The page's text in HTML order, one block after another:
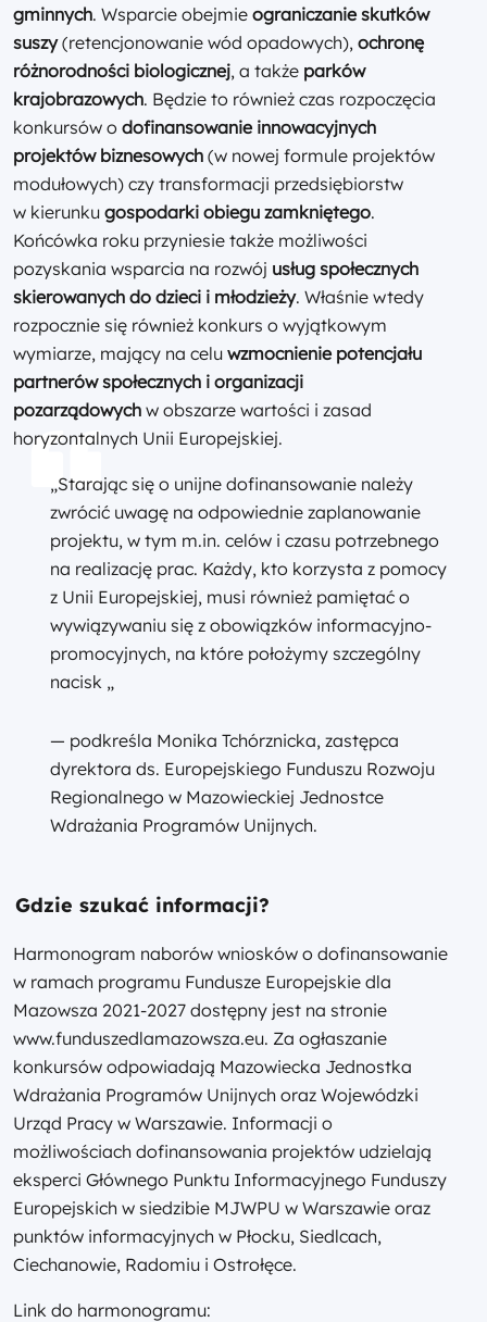
gminnych. Wsparcie obejmie ograniczanie skutków
suszy(retencjonowanie wód opadowych), ochronę
różnorodności biologicznej, a także parków
krajobrazowych. Będzie to również czas rozpoczęcia
konkursów o dofinansowanie innowacyjnych
projektów biznesowych (w nowej formule projektów
modułowych) czy transformacji przedsiębiorstw
w kierunku gospodarki obiegu zamkniętego.
Końcówka roku przyniesie także możliwości
pozyskania wsparcia na rozwój usług społecznych
skierowanych do dzieci i młodzieży. Właśnie wtedy
rozpocznie się również konkurs o wyjątkowym
wymiarze, mający na celu wzmocnienie potencjału
partnerów społecznych i organizacji
pozarządowych w obszarze wartości i zasad
horyzontalnych Unii Europejskiej.
„Starając się o unijne dofinansowanie należy
zwrócić uwagę na odpowiednie zaplanowanie
projektu, w tym m.in. celów i czasu potrzebnego
na realizację prac. Każdy, kto korzysta z pomocy
z Unii Europejskiej, musi również pamiętać o
wywiązywaniu się z obowiązków informacyjno-
promocyjnych, na które położymy szczególny
nacisk „
— podkreśla Monika Tchórznicka, zastępca
dyrektora ds. Europejskiego Funduszu Rozwoju
Regionalnego w Mazowieckiej Jednostce
Wdrażania Programów Unijnych.
Gdzie szukać informacji?
Harmonogram naborów wniosków o dofinansowanie
w ramach programu Fundusze Europejskie dla
Mazowsza 2021-2027 dostępny jest na stronie
www.funduszedlamazowsza.eu. Za ogłaszanie
konkursów odpowiadają Mazowiecka Jednostka
Wdrażania Programów Unijnych oraz Wojewódzki
Urząd Pracy w Warszawie. Informacji o
możliwościach dofinansowania projektów udzielają
eksperci Głównego Punktu Informacyjnego Funduszy
Europejskich w siedzibie MJWPU w Warszawie oraz
punktów informacyjnych w Płocku, Siedlcach,
Ciechanowie, Radomiu i Ostrołęce.
Link do harmonogramu: